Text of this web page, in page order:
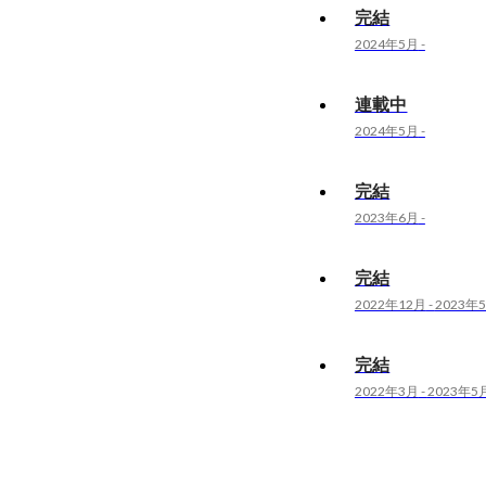
完結
2024年5月 -
連載中
2024年5月 -
完結
2023年6月 -
完結
2022年12月 -2023年
完結
2022年3月 -2023年5